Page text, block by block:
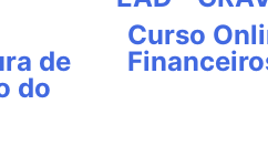
de
do
Curso